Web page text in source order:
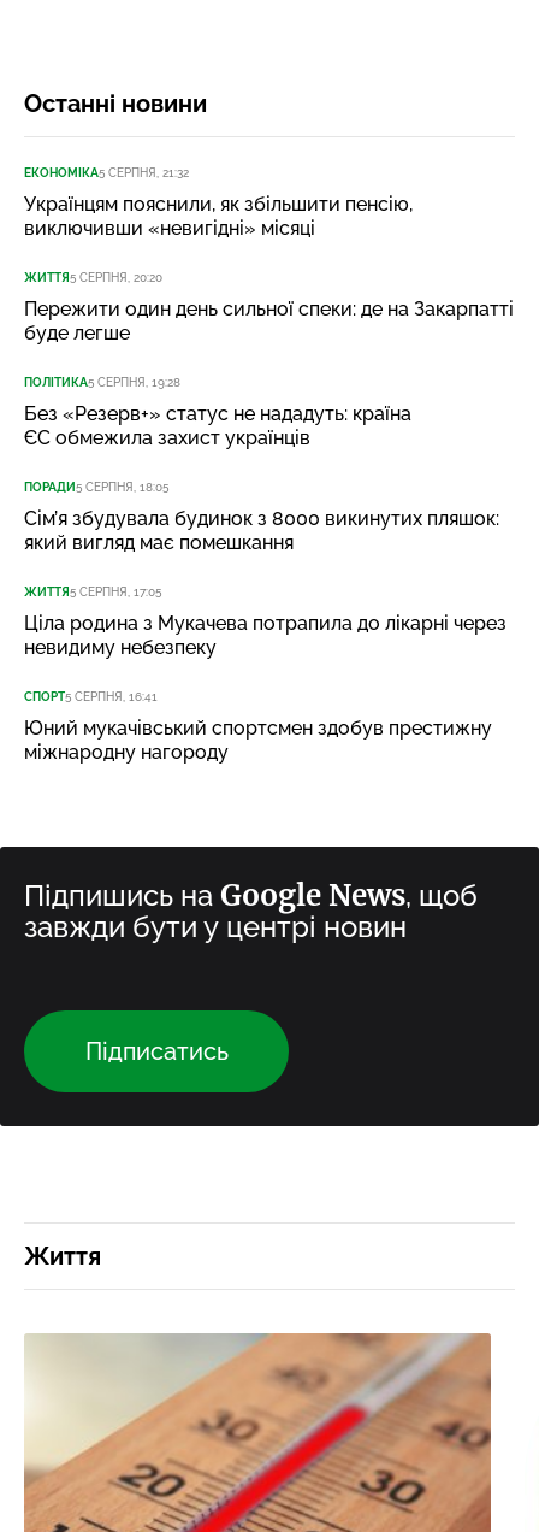
Останні новини
ЕКОНОМІКА5 СЕРПНЯ, 21:32
Українцям пояснили, як збільшити пенсію,
виключивши «невигідні» місяці
ЖИТТЯ5 СЕРПНЯ, 20:20
Пережити один день сильної спеки: де на Закарпатті
буде легше
ПОЛІТИКА5 СЕРПНЯ, 19:28
Без «Резерв+» статус не нададуть: країна
ЄС обмежила захист українців
ПОРАДИ5 СЕРПНЯ, 18:05
Сім’я збудувала будинок з 8000 викинутих пляшок:
який вигляд має помешкання
ЖИТТЯ5 СЕРПНЯ, 17:05
Ціла родина з Мукачева потрапила до лікарні через
невидиму небезпеку
СПОРТ5 СЕРПНЯ, 16:41
Юний мукачівський спортсмен здобув престижну
міжнародну нагороду
Підпишись на Google News, щоб
завжди бути у центрі новин
Підписатись
Життя